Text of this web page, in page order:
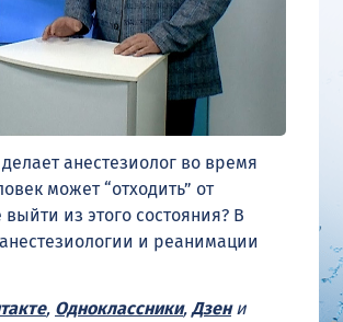
анестезиолог во время
может “отходить” от
из этого состояния? В
и реанимации
, Одноклассники, Дзени